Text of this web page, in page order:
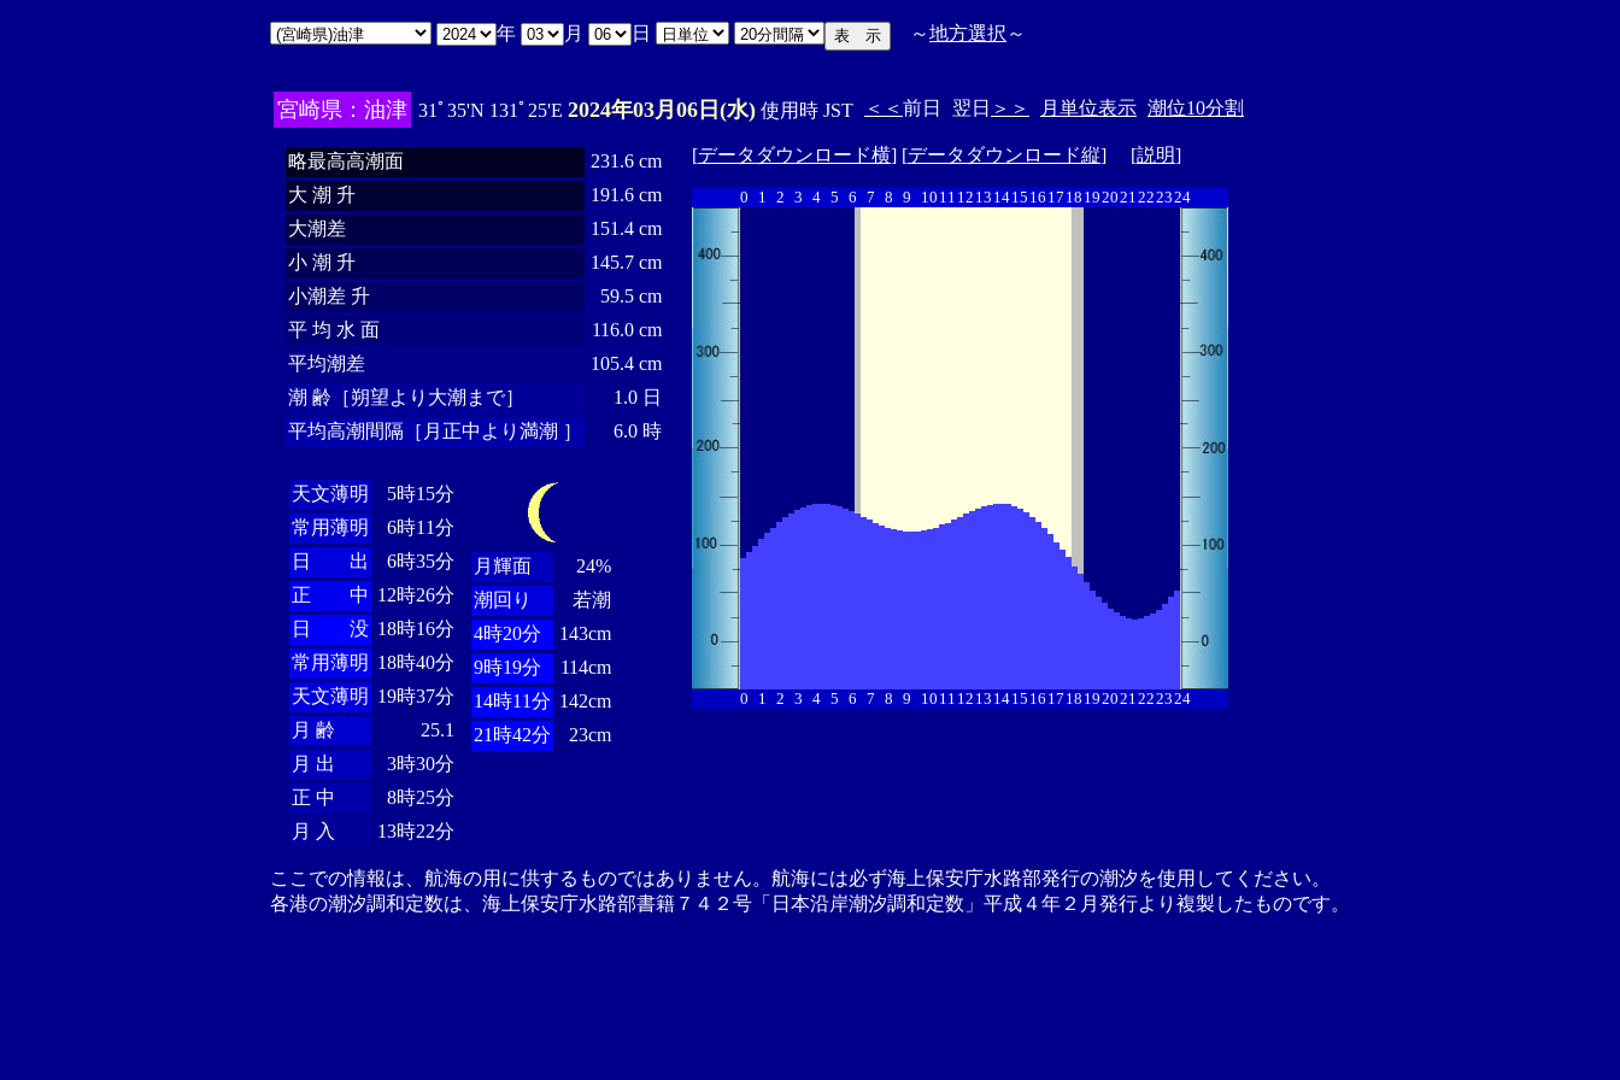
年 月 日 ～地方選択 ～
宮崎県：油津 31ﾟ35'N 131ﾟ25'E 2024年03月06日(水) 使用時 JST ＜＜ 前日 翌日 ＞＞ 月単位表示 潮位10分割
略最高高潮面
231.6 cm
大 潮 升
191.6 cm
大潮差
151.4 cm
小 潮 升
145.7 cm
小潮差 升
59.5 cm
平 均 水 面
116.0 cm
平均潮差
105.4 cm
潮 齢［朔望より大潮まで］
1.0 日
平均高潮間隔［月正中より満潮 ］
6.0 時
天文薄明
5時15分
常用薄明
6時11分
日 出
6時35分
正 中 12時26分
日 没 18時16分
常用薄明 18時40分
天文薄明 19時37分
月 齢
25.1
月 出
3時30分
正 中
8時25分
月 入
13時22分
月輝面
24%
潮回り
若潮
4時20分
143cm
9時19分
114cm
14時11分 142cm
21時42分
23cm
[データダウンロード横] [データダウンロード縦] [説明]
0 1 2 3 4 5 6 7 8 9 10 11 12 13 1415 16 17 18 192021222324
0 1 2 3 4 5 6 7 8 9 10 11 12 13 1415 16 17 18 192021222324
ここでの情報は、航海の用に供するものではありません。航海には必ず海上保安庁水路部発行の潮汐を使用してください。
各港の潮汐調和定数は、海上保安庁水路部書籍７４２号「日本沿岸潮汐調和定数」平成４年２月発行より複製したものです。